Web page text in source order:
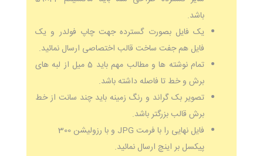
باشد.
یک فایل بصورت گسترده جهت چاپ فولدر و یک
فایل هم جفت ساخت قالب اختصاصی ارسال نمائید.
تمام نوشته ها و مطالب مهم باید 5 میل از لبه های
برش و خط تا فاصله داشته باشد.
تصویر بک گراند و رنگ زمینه باید چند سانت از خط
برش قالب بزرگتر باشد.
فایل نهایی را با فرمت JPG و با رزولیشن 300
پیکسل بر اینچ ارسال نمائید.